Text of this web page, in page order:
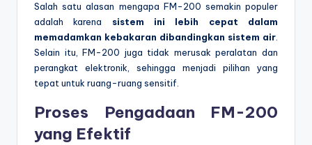
Salah satu alasan mengapa FM-200 semakin populer
adalah karena sistem ini lebih cepat dalam
memadamkan kebakaran dibandingkan sistem air
Selain itu, FM-200 juga tidak merusak peralatan dan
perangkat elektronik, sehingga menjadi pilihan yang
tepat untuk ruang-ruang sensitif.
Proses Pengadaan FM-200
yang Efektif